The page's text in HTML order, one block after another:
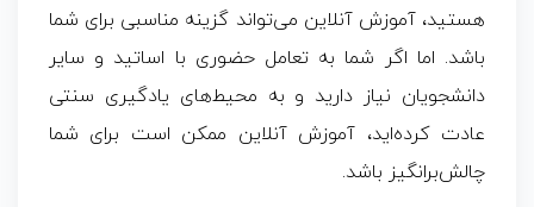
هستید، آموزش آنلاین می‌تواند گزینه مناسبی برای شما
باشد. اما اگر شما به تعامل حضوری با اساتید و سایر
دانشجویان نیاز دارید و به محیط‌های یادگیری سنتی
عادت کرده‌اید، آموزش آنلاین ممکن است برای شما
چالش‌برانگیز باشد.